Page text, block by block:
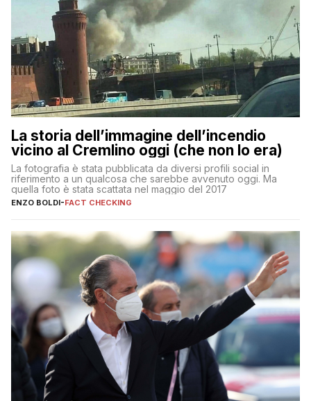
La storia dell’immagine dell’incendio
vicino al Cremlino oggi (che non lo era)
La fotografia è stata pubblicata da diversi profili social in
riferimento a un qualcosa che sarebbe avvenuto oggi. Ma
quella foto è stata scattata nel maggio del 2017
ENZO BOLDI-FACT CHECKING